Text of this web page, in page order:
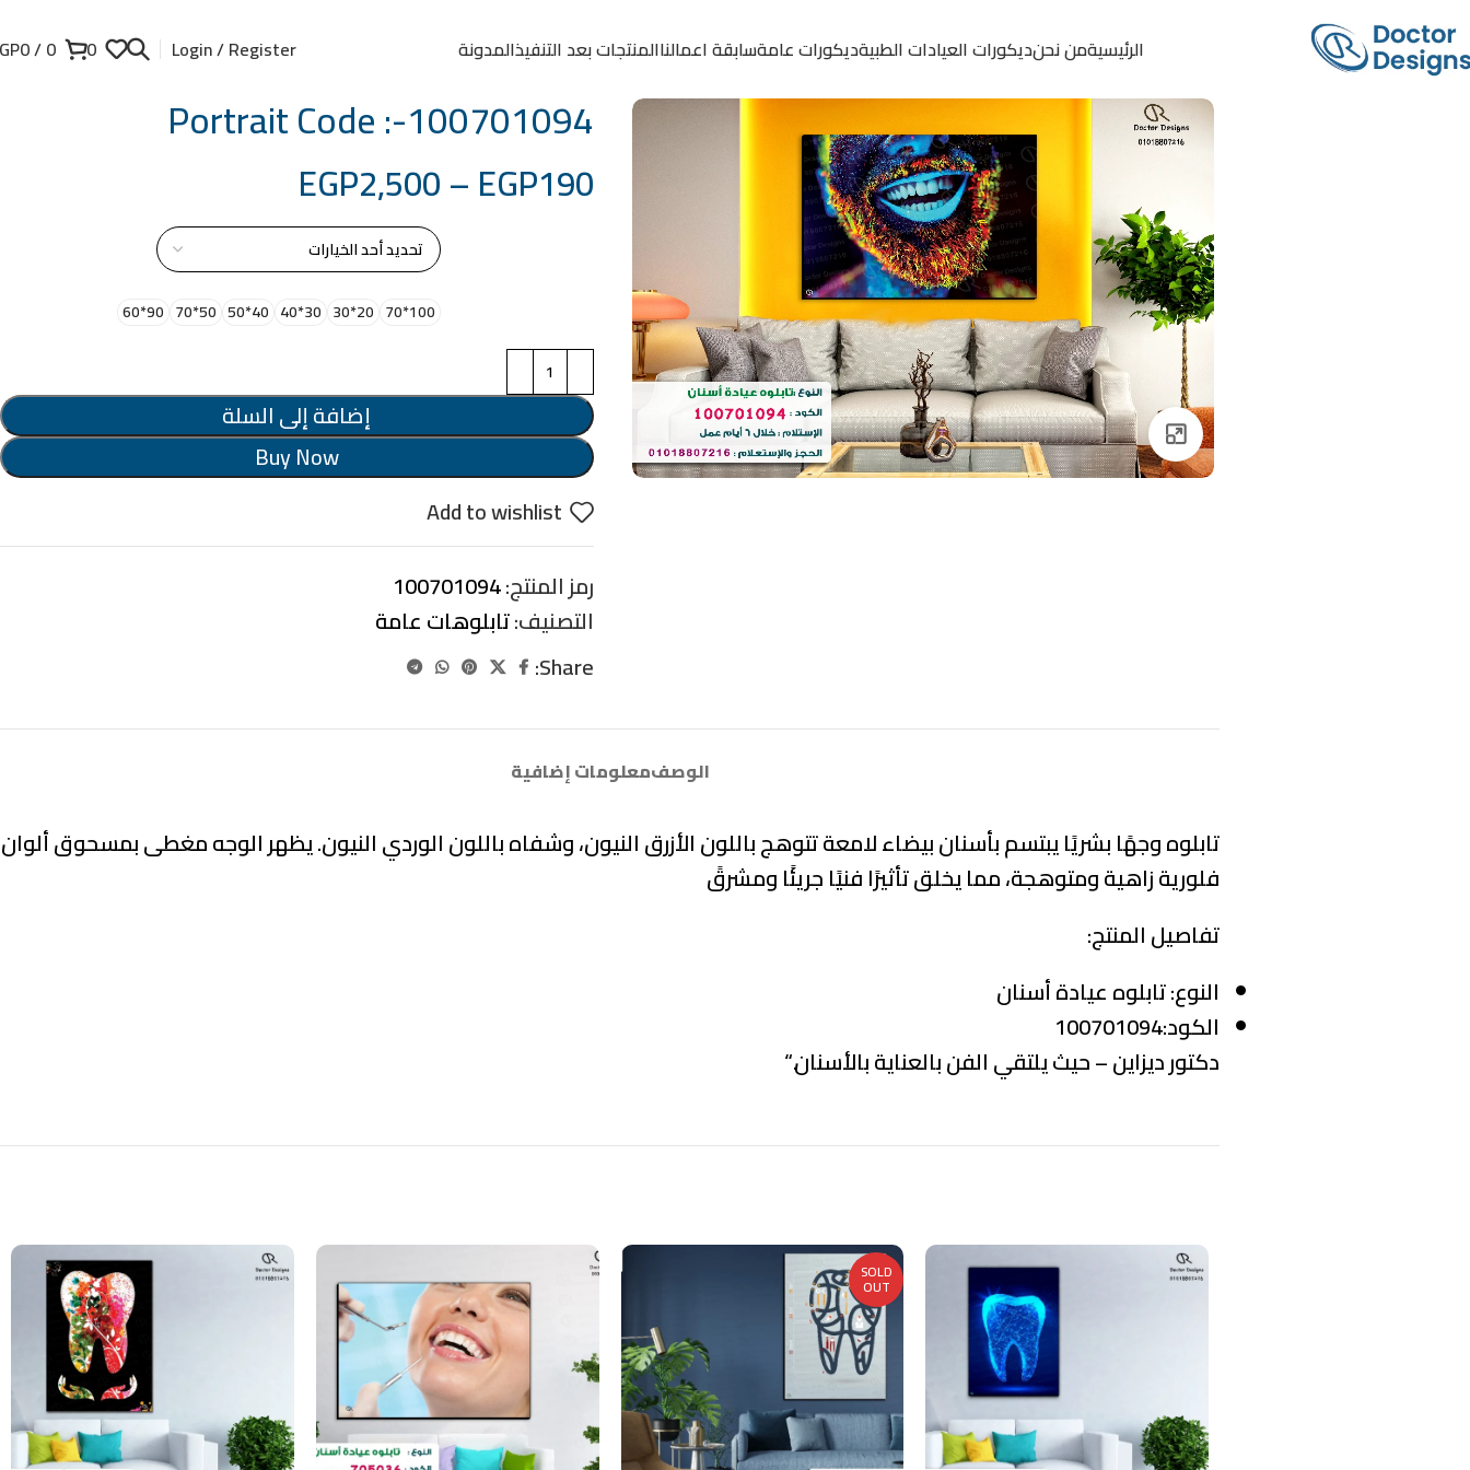
الرئيسيةمن نحنديكورات العيادات الطبيةديكورات عامةسابقة اعمالناالمنتجات بعد التنفيذالمدونة Login / Register
0
0
/
0
Click to enlarge
Portrait Code :-100701094
EGP190
–
EGP2,500
100*70
20*30
30*40
40*50
50*70
90*60
إضافة إلى السلة
Buy Now
Add to wishlist
رمز المنتج:100701094
التصنيف:تابلوهات عامة
Share:
الوصفمعلومات إضافية
تابلوه وجهًا بشريًا يبتسم بأسنان بيضاء لامعة تتوهج باللون الأزرق النيون، وشفاه باللون الوردي النيون. يظهر الوجه مغطى بمسحوق ألوان
فلورية زاهية ومتوهجة، مما يخلق تأثيرًا فنيًا جريئًا ومشرقً
تفاصيل المنتج:
النوع:تابلوه عيادة أسنان
الكود:100701094
دكتور ديزاين – حيث يلتقي الفن بالعناية بالأسنان.“
SOLD
OUT